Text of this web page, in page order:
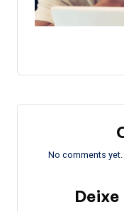
No comments